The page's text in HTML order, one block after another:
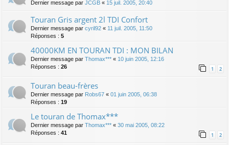
Dernier message par JCGB « 15 juil. 2005, 20:40
Touran Gris argent 2l TDI Confort
Dernier message par cyril92 « 11 juil. 2005, 11:50
Réponses : 5
40000KM EN TOURAN TDI : MON BILAN
Dernier message par Thomax*** « 10 juin 2005, 12:16
Réponses : 26 1 2
Touran beau-frères
Dernier message par Robs67 « 01 juin 2005, 06:38
Réponses : 19
Le touran de Thomax***
Dernier message par Thomax*** « 30 mai 2005, 08:22
Réponses : 41 1 2